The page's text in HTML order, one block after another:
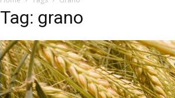
Tag: grano